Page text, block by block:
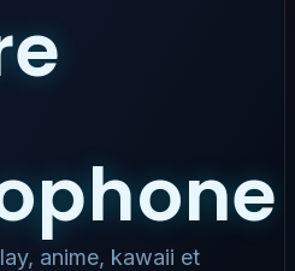
anime, kawaii et